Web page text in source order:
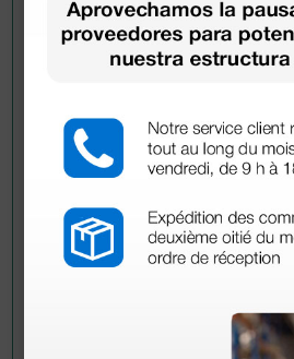
Pregúntale a un colega
información?
Envía ahora mismo tu pregunta
han adquirido este producto.